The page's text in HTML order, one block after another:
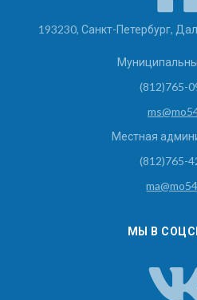
193230, Санкт-Петербург,
(812)765-
Местная
(812)765-
МЫ В